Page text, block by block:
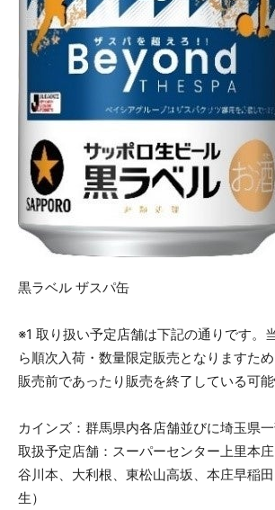
黒ラベル ザスパ缶
※1 取り扱い予定店舗は下記の通りです。
ら順次入荷・数量限定販売となりますた
販売前であったり販売を終了している可能
カインズ：群馬県内各店舗並びに埼玉県
取扱予定店舗：スーパーセンター上里本
谷川本、大利根、東松山高坂、本庄早稲
生）